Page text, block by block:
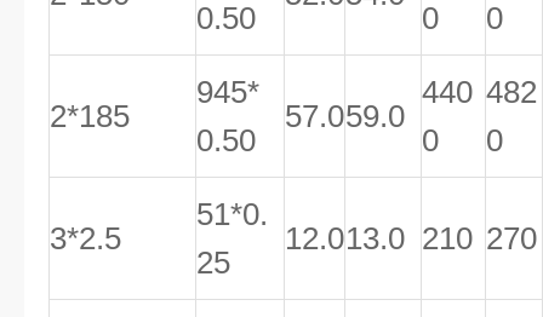
0.50
0
0
2*185
945*
0.50
57.059.0
440
0
482
0
3*2.5
51*0.
25
12.013.0 210 270